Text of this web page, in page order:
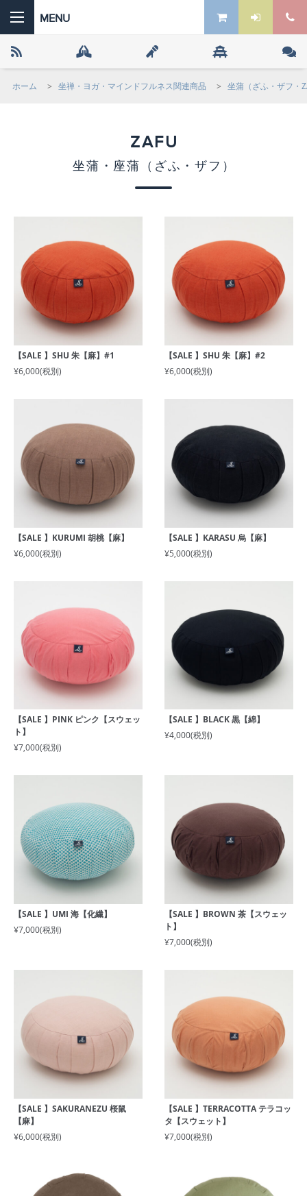
ホーム > 坐禅・ヨガ・マインドフルネス関連商品 > 坐蒲（ざふ・ザフ・
ZAFU
坐蒲・座蒲（ざふ・ザフ）
【SALE 】SHU 朱【麻】#1
¥6,000(税別)
【SALE 】SHU 朱【麻】#2
¥6,000(税別)
【SALE 】KURUMI 胡桃【麻】
¥6,000(税別)
【SALE 】KARASU 烏【麻】
¥5,000(税別)
【SALE 】PINK ピンク【スウェッ
ト】
¥7,000(税別)
【SALE 】BLACK 黒【綿】
¥4,000(税別)
【SALE 】UMI 海【化繊】
¥7,000(税別)
【SALE 】BROWN 茶【スウェッ
ト】
¥7,000(税別)
【SALE 】SAKURANEZU 桜鼠
【麻】
¥6,000(税別)
【SALE 】TERRACOTTA テラコッ
タ【スウェット】
¥7,000(税別)